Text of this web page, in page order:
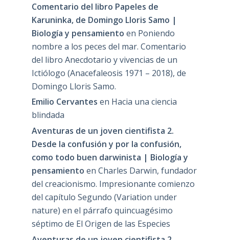
Comentario del libro Papeles de
Karuninka, de Domingo Lloris Samo |
Biología y pensamiento en Poniendo
nombre a los peces del mar. Comentario
del libro Anecdotario y vivencias de un
Ictiólogo (Anacefaleosis 1971 – 2018), de
Domingo Lloris Samo.
Emilio Cervantes en Hacia una ciencia
blindada
Aventuras de un joven cientifista 2.
Desde la confusión y por la confusión,
como todo buen darwinista | Biología y
pensamiento en Charles Darwin, fundador
del creacionismo. Impresionante comienzo
del capítulo Segundo (Variation under
nature) en el párrafo quincuagésimo
séptimo de El Origen de las Especies